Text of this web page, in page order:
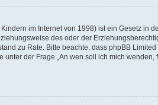
im Internet von 1998) ist ein Gesetz in
des oder der
zu Rate. Bitte beachte, dass phpBB
der Frage „An wen soll ich mich wenden,